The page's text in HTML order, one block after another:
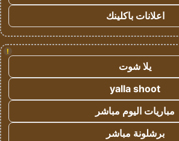
اعلانات باكلينك
!
يلا شوت
yalla shoot
مباريات اليوم مباشر
برشلونة مباشر